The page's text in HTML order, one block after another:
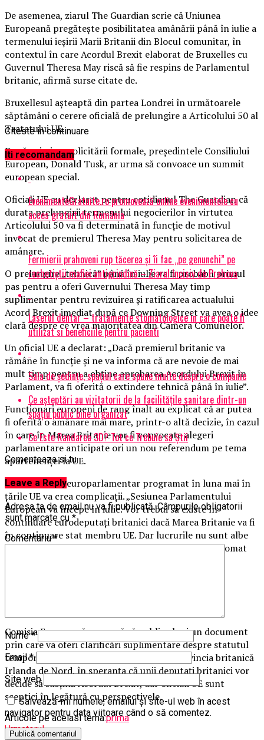
De asemenea, ziarul The Guardian scrie că Uniunea
Europeană pregăteşte posibilitatea amânării până în iulie a
termenului ieşirii Marii Britanii din Blocul comunitar, în
contextul în care Acordul Brexit elaborat de Bruxelles cu
Guvernul Theresa May riscă să fie respins de Parlamentul
britanic, afirmă surse citate de.
Bruxellesul aşteaptă din partea Londrei în următoarele
săptămâni o cerere oficială de prelungire a Articolului 50 al
Tratatului UE.
După primirea solicitării formale, preşedintele Consiliului
European, Donald Tusk, ar urma să convoace un summit
european special.
Oficiali UE au declarat pentru cotidianul The Guardian că
durata prelungirii termenului negocierilor în virtutea
Articolului 50 va fi determinată în funcţie de motivul
invocat de premierul Theresa May pentru solicitarea de
amânare.
O prelungire „tehnică” până în iulie va fi probabil primul
pas pentru a oferi Guvernului Theresa May timp
suplimentar pentru revizuirea şi ratificarea actualului
Acord Brexit imediat după ce Downing Street va avea o idee
clară despre ce vrea majoritatea din Camera Comunelor.
Un oficial UE a declarat: „Dacă premierul britanic va
rămâne în funcţie şi ne va informa că are nevoie de mai
mult timp pentru a obţine aprobarea Acordului Brexit în
Parlament, va fi oferită o extindere tehnică până în iulie”.
Funcţionari europeni de rang înalt au explicat că ar putea
fi oferită o amânare mai mare, printr-o altă decizie, în cazul
în care în Marea Britanie vor fi convocate alegeri
parlamentare anticipate ori un nou referendum pe tema
apartenenţei la UE.
Însă scrutinul europarlamentar programat în luna mai în
ţările UE va crea complicaţii. „Sesiunea Parlamentului
European va începe în iulie. Vor trebui să existe în
continuare eurodeputaţi britanici dacă Marea Britanie va fi
în continuare stat membru UE. Dar lucrurile nu sunt albe
sau negre în Uniunea Europeană”, a explicat un diplomat
Comisia Europeană urmează să publice luni un document
prin care va oferi clarificări suplimentare despre statutul
temporar al frontierei dintre Irlanda şi provincia britanică
Irlanda de Nord, în speranţa că unii deputaţi britanici vor
decide să susţină Acordul Brexit, dar oficiali UE sunt
sceptici în legătură cu perspectivele.
Articole pe aceiasi tema:prima
Urmatorul
Citeste in continuare
Iti recomandam
EvenimenteGratuite.ro promovează online evenimentele cu
acces gratuit din România
Fermierii prahoveni rup tăcerea și îi fac „pe genunchi” pe
rachetiștii mafiei antigrindină – Ziarul Incisiv de Prahova
Laserul dentar – tratamente stomatologice in care poate fi
utilizat si beneficiile pentru pacienti
Sala de ședințe, spațiul care spune multe despre o companie
Ce așteptări au vizitatorii de la facilitățile sanitare dintr-un
spațiu public bine organizat
Ce Este Randarea 3D? Tot ce Trebuie să Știi
Comenteaza si tu
Leave a Reply
Adresa ta de email nu va fi publicată. Câmpurile obligatorii
sunt marcate cu *
Comentariu*
Nume*
Email*
Site web
Salvează-mi numele, emailul și site-ul web în acest
navigator pentru data viitoare când o să comentez.